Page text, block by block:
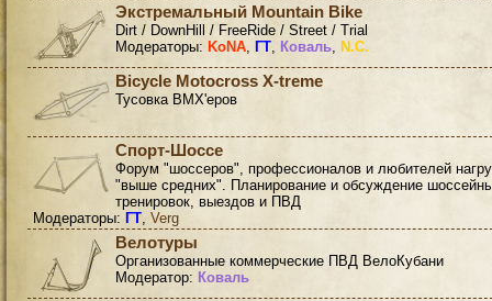
Экстремальный Mountain Bike
Dirt / DownHill / FreeRide / Street / Trial
Модераторы: KoNA, ГТ, Коваль, N.C.
Bicycle Motocross X-treme
Тусовка BMX'еров
Спорт-Шоссе
Форум "шоссеров", профессионалов и любителей
"выше средних". Планирование и обсуждение
тренировок, выездов и ПВД
Модераторы: ГТ, Verg
Велотуры
Организованные коммерческие ПВД ВелоКубани
Модератор: Коваль